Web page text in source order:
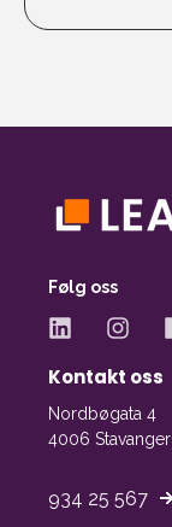
Følg oss
Kontakt oss
Nordbøgata 4
4006 Stavanger
934 25 567